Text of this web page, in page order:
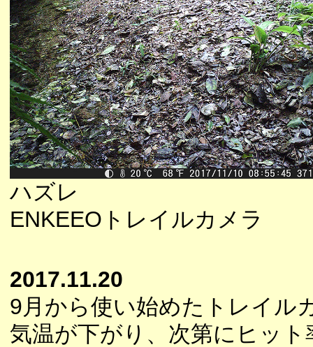
ハズレ
ENKEEOトレイルカメラ
2017.11.20
9月から使い始めたトレイル
気温が下がり、次第にヒッ